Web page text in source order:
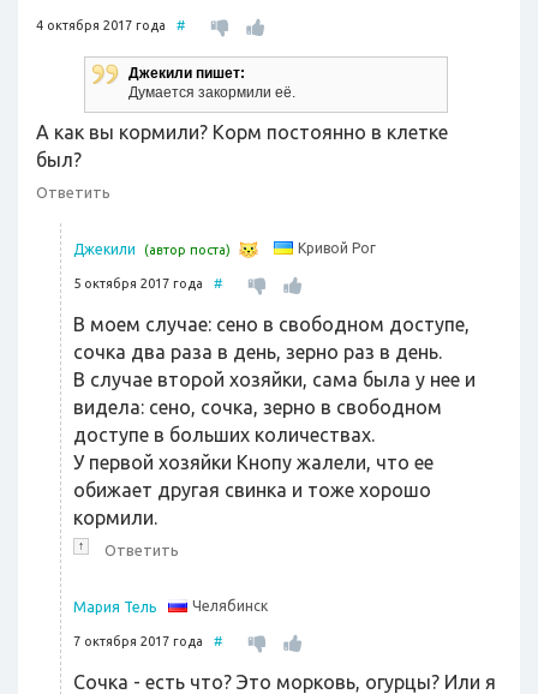
4 октября 2017 года #
Джекили пишет:
Думается закормили её.
А как вы кормили? Корм постоянно в клетке
был?
Ответить
Джекили (автор поста) Кривой Рог
5 октября 2017 года #
В моем случае: сено в свободном доступе,
сочка два раза в день, зерно раз в день.
В случае второй хозяйки, сама была у нее и
видела: сено, сочка, зерно в свободном
доступе в больших количествах.
У первой хозяйки Кнопу жалели, что ее
обижает другая свинка и тоже хорошо
кормили.
↑ Ответить
Мария Тель Челябинск
7 октября 2017 года #
Сочка - есть что? Это морковь, огурцы? Или я